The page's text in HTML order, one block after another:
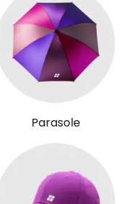
Parasole